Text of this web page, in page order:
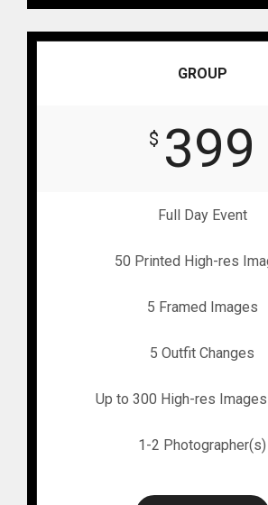
GROUP
$ 399
Full Day Event
50 Printed High-res
5 Framed Images
5 Outfit Changes
Up to 300 High-res Images
1-2 Photographer(s)